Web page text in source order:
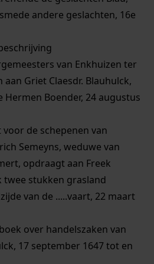
andere geslachten, 16e
van Enkhuizen ter
Griet Claesdr. Blauhulck,
Hermen Boender, 24 augustus
de schepenen van
Semeyns, weduwe van
opdraagt aan Freek
twee stukken grasland
van de .....vaart, 22 maart
over handelszaken van
17 september 1647 tot en